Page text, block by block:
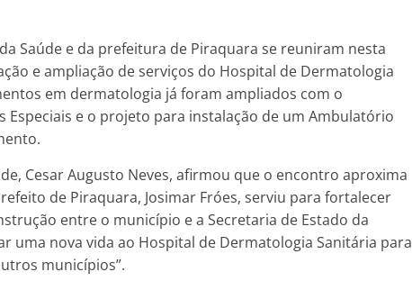
Saúde e da prefeitura de Piraquara se reuniram nesta
e ampliação de serviços do Hospital de Dermatologia
em dermatologia já foram ampliados com o
e o projeto para instalação de um Ambulatório
Cesar Augusto Neves, afirmou que o encontro aproxima
de Piraquara, Josimar Fróes, serviu para fortalecer
entre o município e a Secretaria de Estado da
uma nova vida ao Hospital de Dermatologia Sanitária para
municípios”.